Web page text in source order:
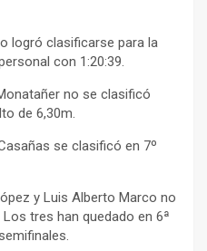
logró clasificarse para la
con 1:20:39.
no se clasificó
de 6,30m.
se clasificó en 7º
y Luis Alberto Marco no
tres han quedado en 6ª